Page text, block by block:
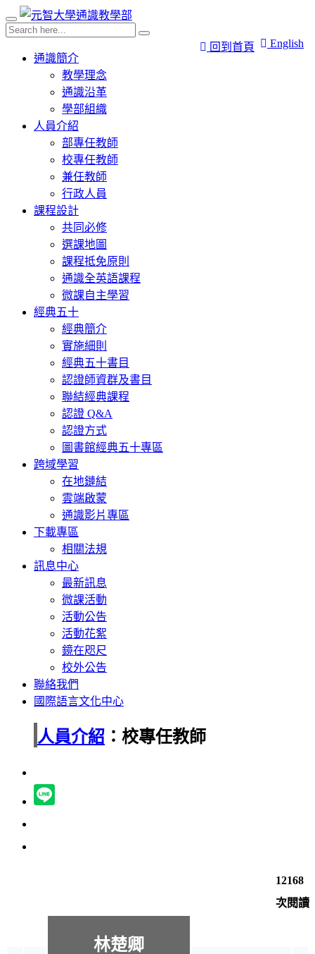
English
回到首頁
通識簡介
教學理念
通識沿革
學部組織
人員介紹
部專任教師
校專任教師
兼任教師
行政人員
課程設計
共同必修
選課地圖
課程抵免原則
通識全英語課程
微課自主學習
經典五十
經典簡介
實施細則
經典五十書目
認證師資群及書目
聯結經典課程
認證 Q&A
認證方式
圖書館經典五十專區
跨域學習
在地鏈結
雲端啟蒙
通識影片專區
下載專區
相關法規
訊息中心
最新訊息
微課活動
活動公告
活動花絮
鏡在咫尺
校外公告
聯絡我們
國際語言文化中心
人員介紹 ：校專任教師
12168
次閱讀
林楚卿